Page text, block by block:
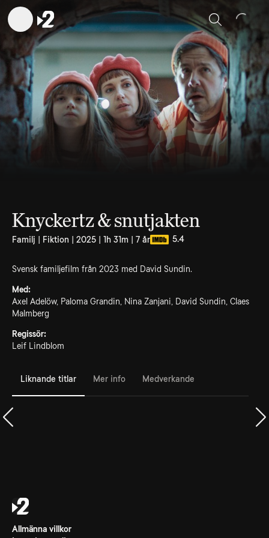
Sök
Knyckertz & snutjakten
Familj | Fiktion | 2025 | 1h 31m | 7 år 5.4
Svensk familjefilm från 2023 med David Sundin.
Med:
Axel Adelöw, Paloma Grandin, Nina Zanjani, David Sundin, Claes
Malmberg
Regissör:
Leif Lindblom
Liknande titlar Mer info Medverkande
Allmänna villkor